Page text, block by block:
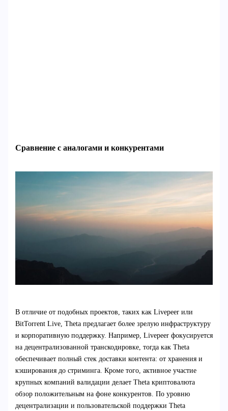
Сравнение с аналогами и конкурентами
В отличие от подобных проектов, таких как Livepeer или
BitTorrent Live, Theta предлагает более зрелую инфраструктуру
и корпоративную поддержку. Например, Livepeer фокусируется
на децентрализованной транскодировке, тогда как Theta
обеспечивает полный стек доставки контента: от хранения и
кэширования до стриминга. Кроме того, активное участие
крупных компаний валидации делает Theta криптовалюта
обзор положительным на фоне конкурентов. По уровню
децентрализации и пользовательской поддержки Theta